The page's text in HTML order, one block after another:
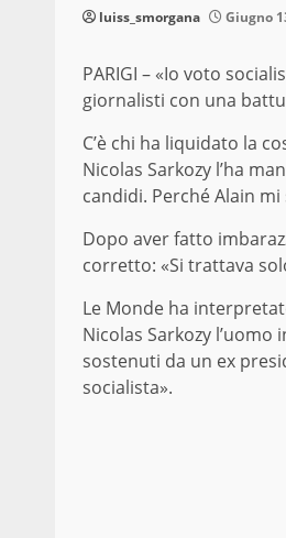
luiss_smorgana Giugno
PARIGI – «Io voto
giornalisti con una
C’è chi ha liquidato la
Nicolas Sarkozy l’ha
candidi. Perché Alain
Dopo aver fatto
corretto: «Si trattava
Le Monde ha
Nicolas Sarkozy
sostenuti da un ex
socialista».